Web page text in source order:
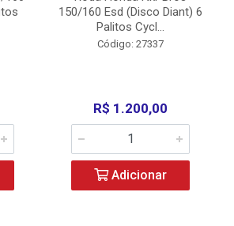
150/160 Esd (Disco Diant) 6
Palitos Cycl...
Código: 27337
R$ 1.200,00
Adicionar